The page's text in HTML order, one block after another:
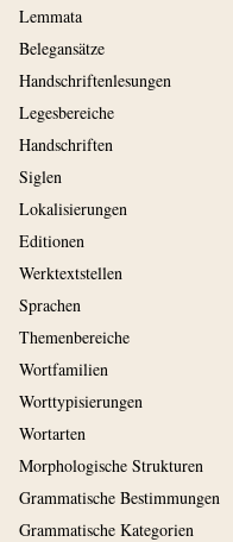
Lemmata
Belegansätze
Handschriftenlesungen
Legesbereiche
Handschriften
Siglen
Lokalisierungen
Editionen
Werktextstellen
Sprachen
Themenbereiche
Wortfamilien
Worttypisierungen
Wortarten
Morphologische Strukturen
Grammatische Bestimmungen
Grammatische Kategorien